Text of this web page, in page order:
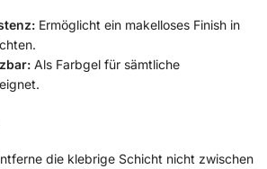
Ermöglicht ein makelloses Finish in
Als Farbgel für sämtliche
die klebrige Schicht nicht zwischen